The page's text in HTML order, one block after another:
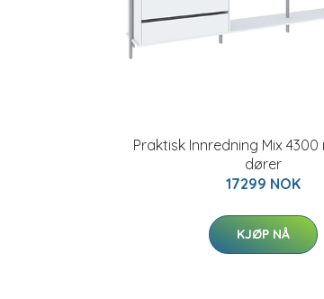
Praktisk Innredning Mix 4300
dører
17299 NOK
KJØP NÅ